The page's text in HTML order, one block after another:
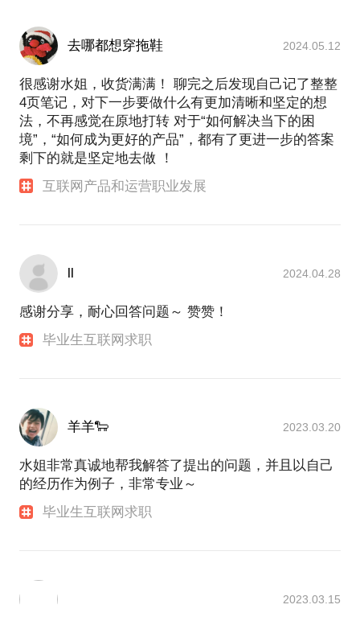
去哪都想穿拖鞋 2024.05.12
很感谢水姐，收货满满！ 聊完之后发现自己记了整整
4页笔记，对下一步要做什么有更加清晰和坚定的想
法，不再感觉在原地打转 对于“如何解决当下的困
境”，“如何成为更好的产品”，都有了更进一步的答案
剩下的就是坚定地去做 ！
互联网产品和运营职业发展
ll 2024.04.28
感谢分享，耐心回答问题～ 赞赞！
毕业生互联网求职
羊羊🐑 2023.03.20
水姐非常真诚地帮我解答了提出的问题，并且以自己
的经历作为例子，非常专业～
毕业生互联网求职
2023.03.15